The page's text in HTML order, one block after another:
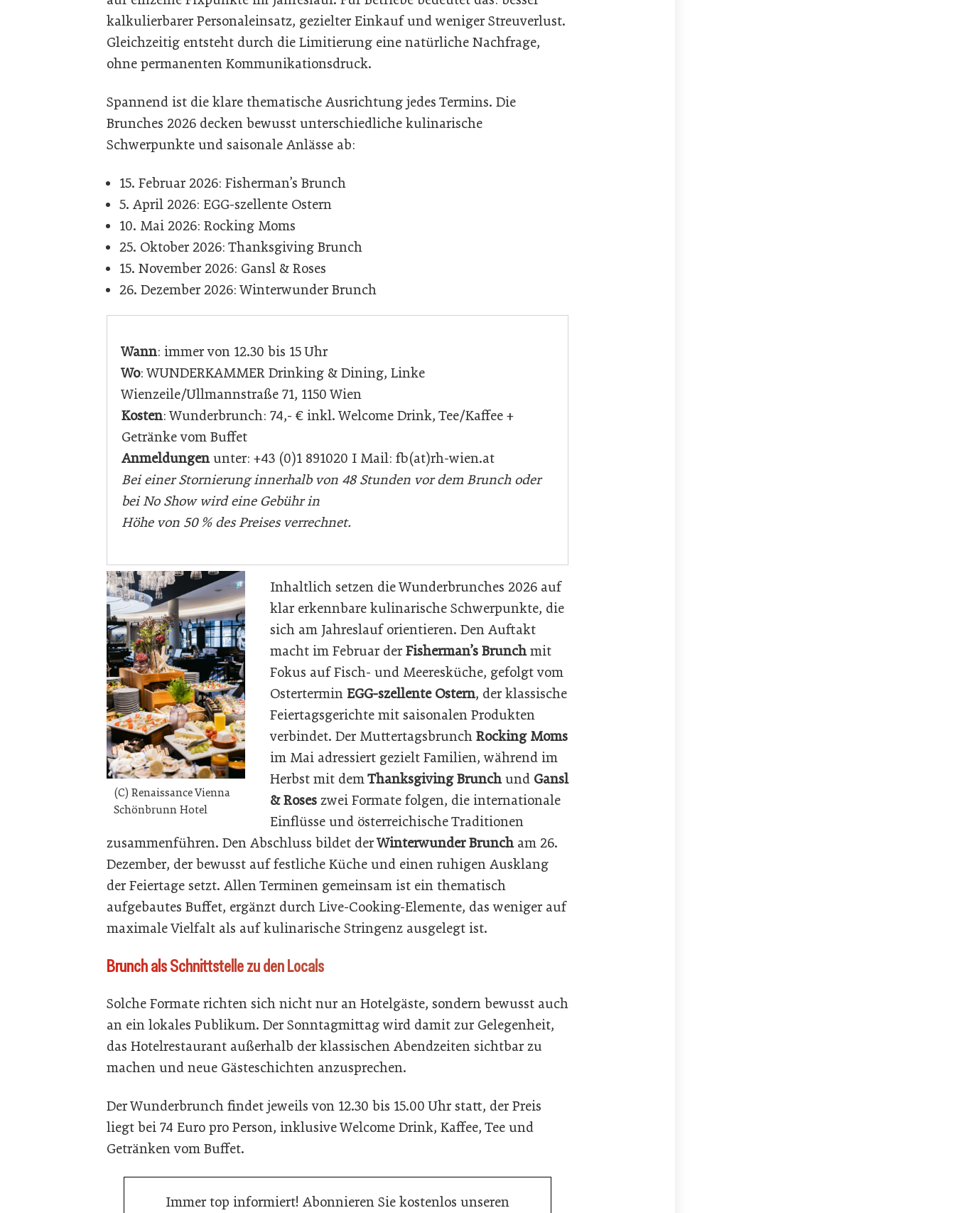
kalkulierbarer Personaleinsatz, gezielter Einkauf und weniger Streuverlust.
Gleichzeitig entsteht durch die Limitierung eine natürliche Nachfrage,
ohne permanenten Kommunikationsdruck.
Spannend ist die klare thematische Ausrichtung jedes Termins. Die
Brunches 2026 decken bewusst unterschiedliche kulinarische
Schwerpunkte und saisonale Anlässe ab:
15. Februar 2026: Fisherman’s Brunch
5. April 2026: EGG-szellente Ostern
10. Mai 2026: Rocking Moms
25. Oktober 2026: Thanksgiving Brunch
15. November 2026: Gansl & Roses
26. Dezember 2026: Winterwunder Brunch
Wann: immer von 12.30 bis 15 Uhr
Wo: WUNDERKAMMER Drinking & Dining, Linke
Wienzeile/Ullmannstraße 71, 1150 Wien
Kosten: Wunderbrunch: 74,- € inkl. Welcome Drink, Tee/Kaffee +
Getränke vom Buffet
Anmeldungenunter: +43 (0)1 891020 I Mail: fb(at)rh-wien.at
Bei einer Stornierung innerhalb von 48 Stunden vor dem Brunch oder
bei No Show wird eine Gebühr in
Höhe von 50 % des Preises verrechnet.
(C) Renaissance Vienna
Schönbrunn Hotel
Inhaltlich setzen die Wunderbrunches 2026 auf
klar erkennbare kulinarische Schwerpunkte, die
sich am Jahreslauf orientieren. Den Auftakt
macht im Februar der Fisherman’s Brunchmit
Fokus auf Fisch- und Meeresküche, gefolgt vom
Ostertermin EGG-szellente Ostern, der klassische
Feiertagsgerichte mit saisonalen Produkten
verbindet. Der Muttertagsbrunch Rocking Moms
im Mai adressiert gezielt Familien, während im
Herbst mit demThanksgiving Brunchund Gansl
& Roses zwei Formate folgen, die internationale
Einflüsse und österreichische Traditionen
zusammenführen. Den Abschluss bildet derWinterwunder Bruncham 26.
Dezember, der bewusst auf festliche Küche und einen ruhigen Ausklang
der Feiertage setzt. Allen Terminen gemeinsam ist ein thematisch
aufgebautes Buffet, ergänzt durch Live-Cooking-Elemente, das weniger auf
maximale Vielfalt als auf kulinarische Stringenz ausgelegt ist.
Brunch als Schnittstelle zu den Locals
Solche Formate richten sich nicht nur an Hotelgäste, sondern bewusst auch
an ein lokales Publikum. Der Sonntagmittag wird damit zur Gelegenheit,
das Hotelrestaurant außerhalb der klassischen Abendzeiten sichtbar zu
machen und neue Gästeschichten anzusprechen.
Der Wunderbrunch findet jeweils von 12.30 bis 15.00 Uhr statt, der Preis
liegt bei 74 Euro pro Person, inklusive Welcome Drink, Kaffee, Tee und
Getränken vom Buffet.
Immer top informiert! Abonnieren Sie kostenlos unseren